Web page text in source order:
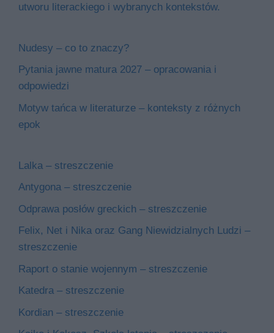
utworu literackiego i wybranych kontekstów.
Nudesy – co to znaczy?
Pytania jawne matura 2027 – opracowania i
odpowiedzi
Motyw tańca w literaturze – konteksty z różnych
epok
Lalka – streszczenie
Antygona – streszczenie
Odprawa posłów greckich – streszczenie
Felix, Net i Nika oraz Gang Niewidzialnych Ludzi –
streszczenie
Raport o stanie wojennym – streszczenie
Katedra – streszczenie
Kordian – streszczenie